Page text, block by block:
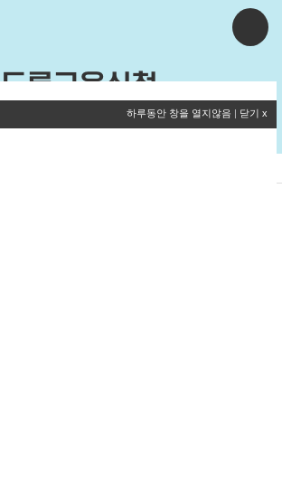
드론교육신청
하루동안 창을 열지않음 | 닫기 x